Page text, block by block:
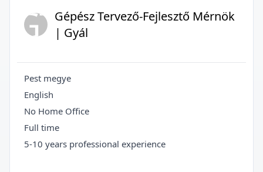
GTGépész Tervező-Fejlesztő Mérnök
| Gyál
Pest megye
English
No Home Office
Full time
5-10 years professional experience